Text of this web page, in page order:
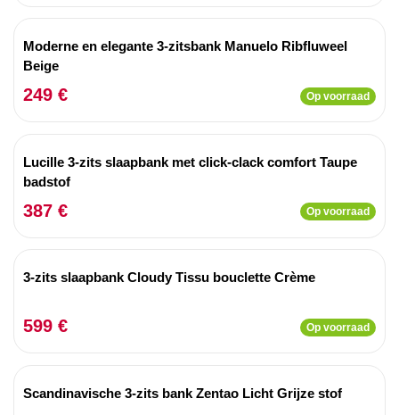
Moderne en elegante 3-zitsbank Manuelo Ribfluweel
Beige
249 € Op voorraad
Lucille 3-zits slaapbank met click-clack comfort Taupe
badstof
387 € Op voorraad
3-zits slaapbank Cloudy Tissu bouclette Crème
599 € Op voorraad
Scandinavische 3-zits bank Zentao Licht Grijze stof